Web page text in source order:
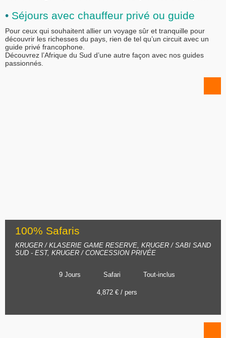
• Séjours avec chauffeur privé ou guide
Pour ceux qui souhaitent allier un voyage sûr et tranquille pour
découvrir les richesses du pays, rien de tel qu’un circuit avec un
guide privé francophone.
Découvrez l’Afrique du Sud d’une autre façon avec nos guides
passionnés.
100% Safaris
KRUGER / KLASERIE GAME RESERVE, KRUGER / SABI SAND
SUD - EST, KRUGER / CONCESSION PRIVÉE
9 Jours Safari Tout-inclus
4,872 € / pers